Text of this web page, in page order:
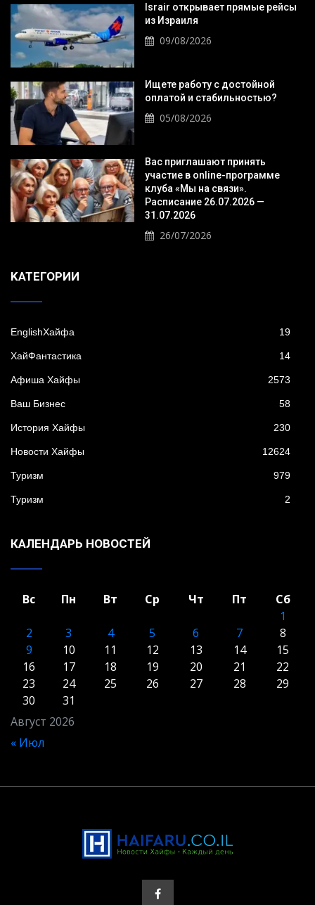
Israir открывает прямые рейсы
из Израиля
09/08/2026
Ищете работу с достойной
оплатой и стабильностью?
05/08/2026
Вас приглашают принять
участие в online-программе
клуба «Мы на связи».
Расписание 26.07.2026 —
31.07.2026
26/07/2026
KАТЕГОРИИ
EnglishХайфа 19
XайФантастика 14
Афиша Хайфы 2573
Ваш Бизнес 58
История Хайфы 230
Новости Хайфы 12624
Туризм 979
Туризм 2
КАЛЕНДАРЬ НОВОСТЕЙ
Август 2026
Вс Пн Вт Ср Чт Пт
Сб
1
2
3 4 5 6 7
8
9
10 11 12 13 14
15
16
17 18 19 20 21
22
23
24 25 26 27 28
29
30
31
« Июл